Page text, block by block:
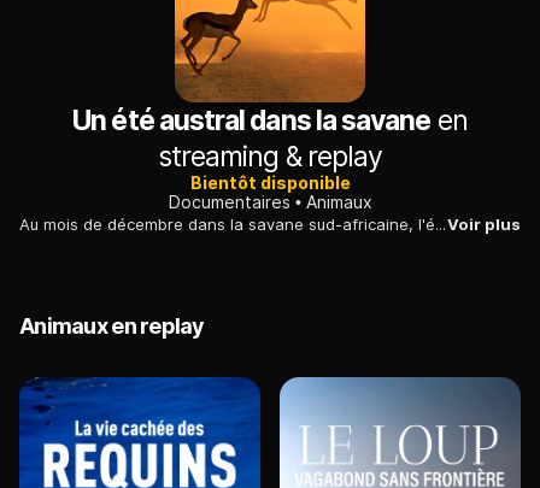
Un été austral dans la savane en
streaming & replay
Bientôt disponible
Documentaires
Animaux
Au mois de décembre dans la savane sud-africaine, l'été bat son plein : durant cette période la faune profite de l'herbe verte et de la pluie.Voir plus
Animaux en replay